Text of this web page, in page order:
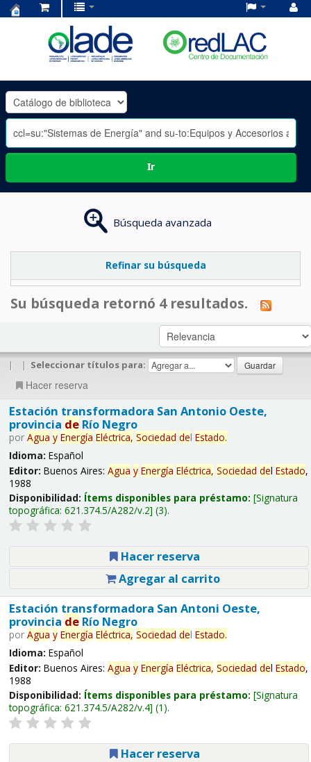
OLADE
-
Ir
Búsqueda avanzada
Refinar su búsqueda
Su búsqueda retornó 4 resultados.
| | Seleccionar títulos para:
Hacer reserva
Estación transformadora San Antonio Oeste,
provincia deRío Negro
por Agua y Energía Eléctrica, Sociedad del Estado.
Idioma: Español
Editor: Buenos Aires: Agua y Energía Eléctrica, Sociedad del Estado,
1988
Disponibilidad: Ítems disponibles para préstamo: Signatura
topográfica: 621.374.5/A282/v.2 (3).
Hacer reserva
Agregar al carrito
Estación transformadora San Antoni Oeste,
provincia deRío Negro
por Agua y Energía Eléctrica, Sociedad del Estado.
Idioma: Español
Editor: Buenos Aires: Agua y Energía Eléctrica, Sociedad del Estado,
1988
Disponibilidad: Ítems disponibles para préstamo: Signatura
topográfica: 621.374.5/A282/v.4 (1).
Hacer reserva